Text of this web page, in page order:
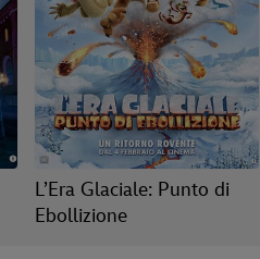
L’Era Glaciale: Punto di
Ebollizione